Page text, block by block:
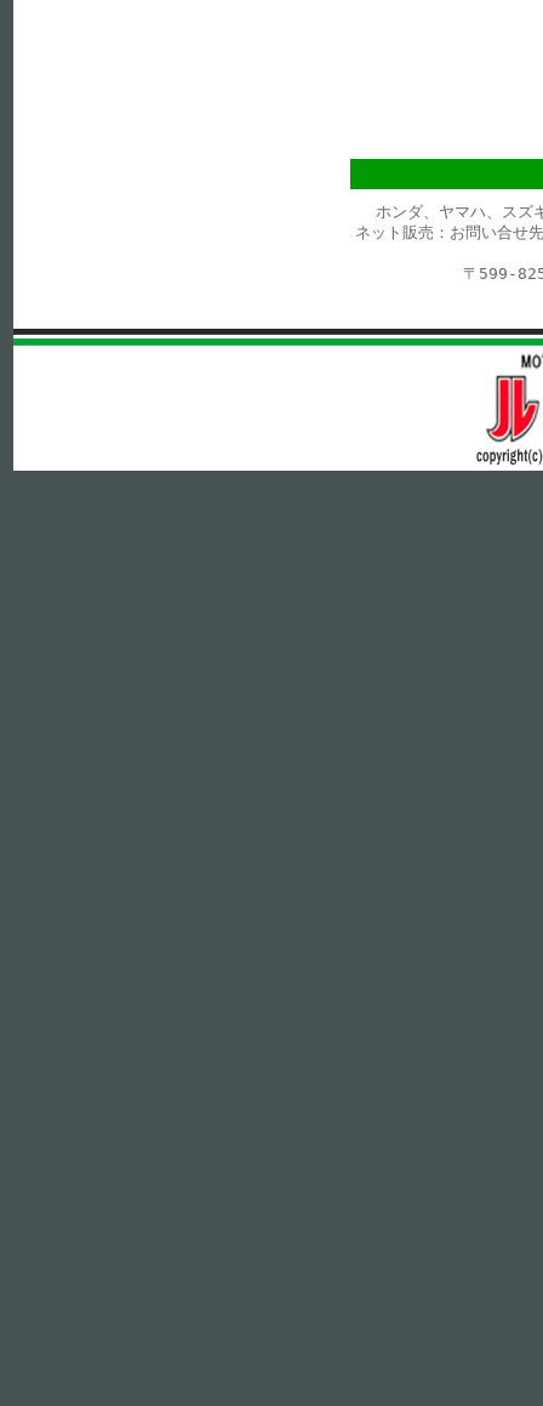
ホンダ、ヤマハ、スズ
ネット販売：お問い合せ
〒599-